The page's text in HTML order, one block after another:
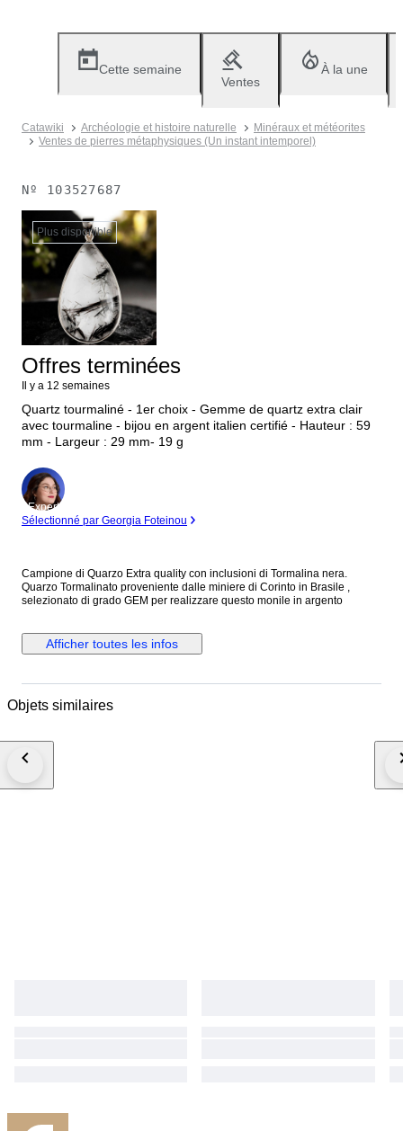
Cette semaine
Ventes
À la une
Catawiki Archéologie et histoire naturelle
Minéraux et météorites
Ventes de pierres métaphysiques (Un instant intemporel)
Nº 103527687
Plus disponible
Offres terminées
Il y a 12 semaines
Quartz tourmaliné - 1er choix - Gemme de quartz extra clair
avec tourmaline - bijou en argent italien certifié - Hauteur : 59
mm - Largeur : 29 mm- 19 g
Expert
Sélectionné par Georgia Foteinou
Campione di Quarzo Extra quality con inclusioni di Tormalina nera.
Quarzo Tormalinato proveniente dalle miniere di Corinto in Brasile ,
selezionato di grado GEM per realizzare questo monile in argento
Afficher toutes les infos
Objets similaires